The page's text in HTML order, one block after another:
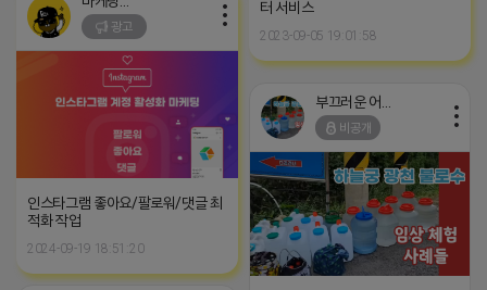
터 서비스
2023-09-05 19:01:58
광고
인스타그램 좋아요/팔로워/댓글 최
적화 작업
2024-09-19 18:51:20
비공개